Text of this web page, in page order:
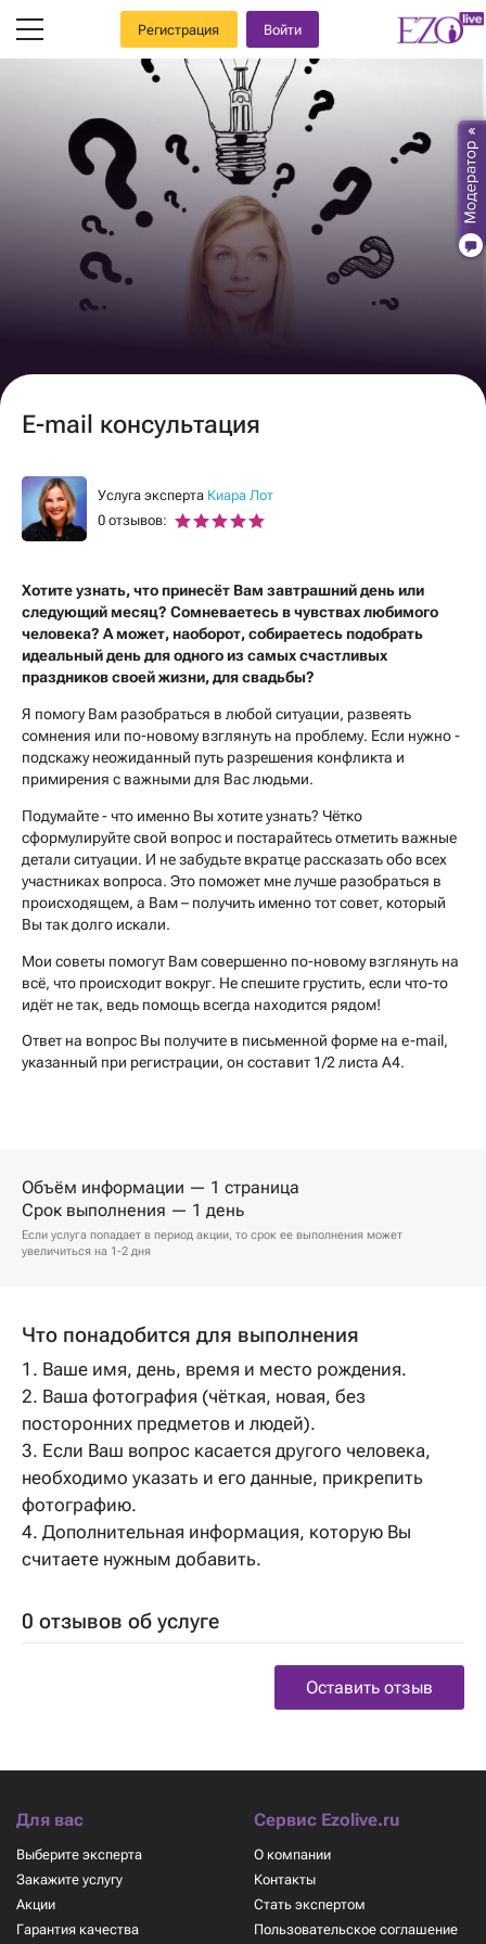
Регистрация Войти
E-mail консультация
Услуга эксперта Киара Лот
0 отзывов:
Хотите узнать, что принесёт Вам завтрашний день или
следующий месяц? Сомневаетесь в чувствах любимого
человека? А может, наоборот, собираетесь подобрать
идеальный день для одного из самых счастливых
праздников своей жизни, для свадьбы?
Я помогу Вам разобраться в любой ситуации, развеять
сомнения или по-новому взглянуть на проблему. Если нужно -
подскажу неожиданный путь разрешения конфликта и
примирения с важными для Вас людьми.
Подумайте - что именно Вы хотите узнать? Чётко
сформулируйте свой вопрос и постарайтесь отметить важные
детали ситуации. И не забудьте вкратце рассказать обо всех
участниках вопроса. Это поможет мне лучше разобраться в
происходящем, а Вам – получить именно тот совет, который
Вы так долго искали.
Мои советы помогут Вам совершенно по-новому взглянуть на
всё, что происходит вокруг. Не спешите грустить, если что-то
идёт не так, ведь помощь всегда находится рядом!
Ответ на вопрос Вы получите в письменной форме на e-mail,
указанный при регистрации, он составит 1/2 листа А4.
Объём информации — 1 страница
Срок выполнения — 1 день
Если услуга попадает в период акции, то срок ее выполнения может
увеличиться на 1-2 дня
Что понадобится для выполнения
1. Ваше имя, день, время и место рождения.
2. Ваша фотография (чёткая, новая, без
посторонних предметов и людей).
3. Если Ваш вопрос касается другого человека,
необходимо указать и его данные, прикрепить
фотографию.
4. Дополнительная информация, которую Вы
считаете нужным добавить.
0 отзывов об услуге
Оставить отзыв
Для вас
Выберите эксперта
Закажите услугу
Акции
Гарантия качества
Сервис Ezolive.ru
О компании
Контакты
Стать экспертом
Пользовательское соглашение